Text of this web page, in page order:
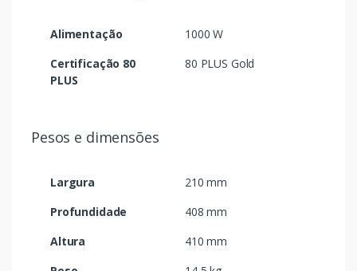
Alimentação
1000 W
Certificação 80
PLUS
80 PLUS Gold
Pesos e dimensões
Largura
210 mm
Profundidade
408 mm
Altura
410 mm